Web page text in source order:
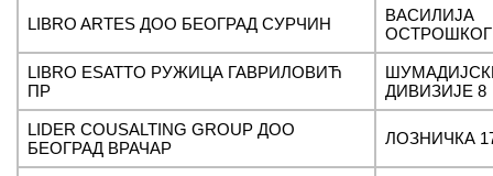
LIBRO ARTES ДОО БЕОГРАД СУРЧИН
ВАСИЛИЈА
ОСТРОШКОГ
LIBRO ESATTO РУЖИЦА ГАВРИЛОВИЋ
ПР
ДИВИЗИЈЕ 8
LIDER COUSALTING GROUP ДОО
БЕОГРАД ВРАЧАР
ЛОЗНИЧКА